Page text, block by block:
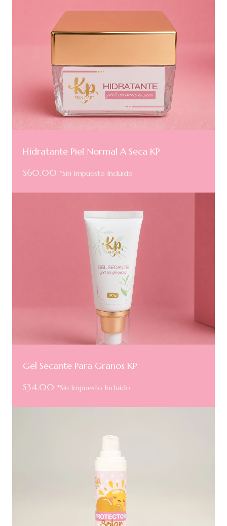
Hidratante Piel Normal A Seca KP
$60.00 *Sin Impuesto Incluido
Gel Secante Para Granos KP
$34.00 *Sin Impuesto Incluido